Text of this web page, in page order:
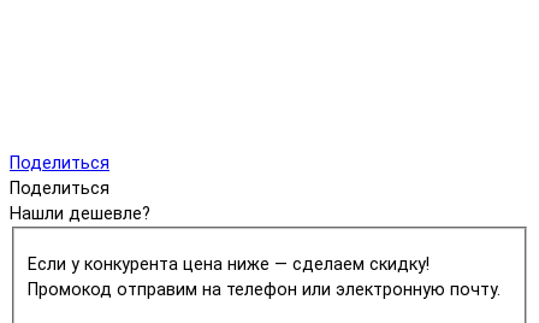
Поделиться
Поделиться
Нашли дешевле?
Если у конкурента цена ниже — сделаем скидку!
Промокод отправим на телефон или электронную почту.